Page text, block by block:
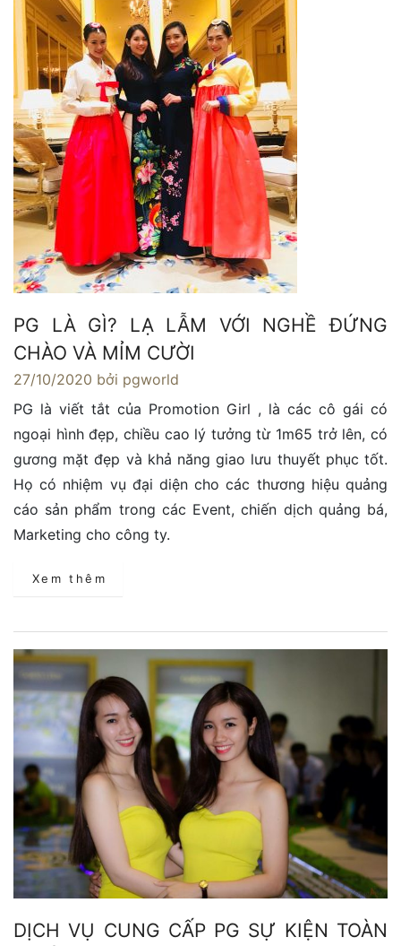
PG LÀ GÌ? LẠ LẪM VỚI NGHỀ ĐỨNG
CHÀO VÀ MỈM CƯỜI
27/10/2020 bởi pgworld
PG là viết tắt của Promotion Girl , là các cô gái có
ngoại hình đẹp, chiều cao lý tưởng từ 1m65 trở lên, có
gương mặt đẹp và khả năng giao lưu thuyết phục tốt.
Họ có nhiệm vụ đại diện cho các thương hiệu quảng
cáo sản phẩm trong các Event, chiến dịch quảng bá,
Marketing cho công ty.
Xem thêm
DỊCH VỤ CUNG CẤP PG SỰ KIỆN TOÀN